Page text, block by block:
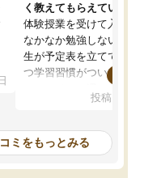
く教えてもらえている
体験授業を受けて入塾し
なかなか勉強しない息子
生が予定表を立ててくれ
つ学習習慣がついてきま
指導が無い日も予定表
問できるのでとても助か
投稿日：
ミをもっとみる